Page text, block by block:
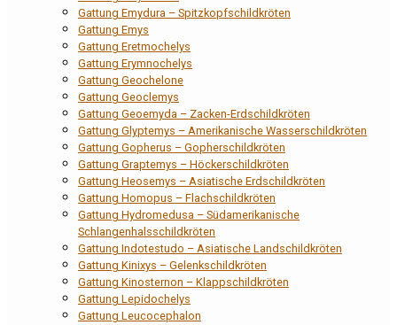
Gattung Emydura – Spitzkopfschildkröten
Gattung Emys
Gattung Eretmochelys
Gattung Erymnochelys
Gattung Geochelone
Gattung Geoclemys
Gattung Geoemyda – Zacken-Erdschildkröten
Gattung Glyptemys – Amerikanische Wasserschildkröten
Gattung Gopherus – Gopherschildkröten
Gattung Graptemys – Höckerschildkröten
Gattung Heosemys – Asiatische Erdschildkröten
Gattung Homopus – Flachschildkröten
Gattung Hydromedusa – Südamerikanische
Schlangenhalsschildkröten
Gattung Indotestudo – Asiatische Landschildkröten
Gattung Kinixys – Gelenkschildkröten
Gattung Kinosternon – Klappschildkröten
Gattung Lepidochelys
Gattung Leucocephalon